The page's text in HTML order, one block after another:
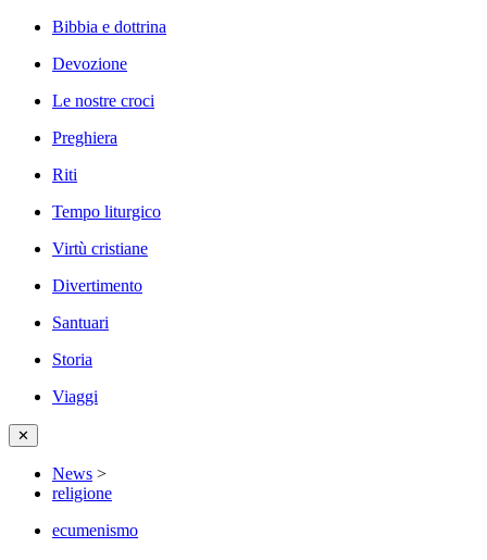
Bibbia e dottrina
Devozione
Le nostre croci
Preghiera
Riti
Tempo liturgico
Virtù cristiane
Divertimento
Santuari
Storia
Viaggi
✕
News >
religione
ecumenismo